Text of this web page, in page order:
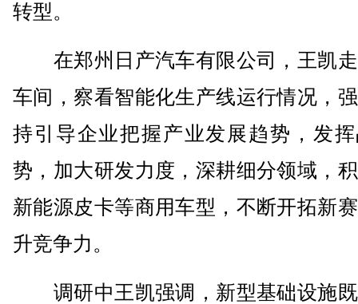
转型。
在郑州日产汽车有限公司，王凯
车间，察看智能化生产线运行情况，
持引导企业把握产业发展趋势，发
势，加大研发力度，深耕细分领域，
新能源皮卡等商用车型，不断开拓新
升竞争力。
调研中王凯强调，新型基础设施